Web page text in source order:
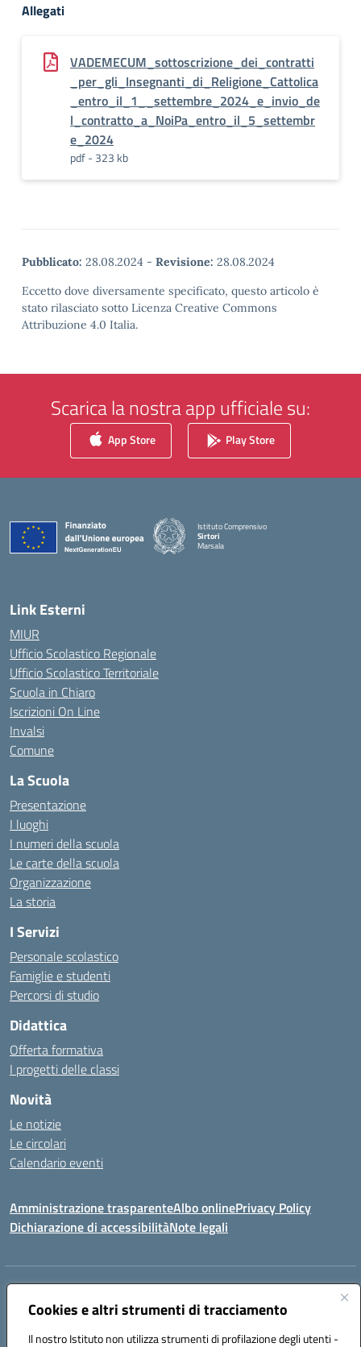
Cookies e altri strumenti di tracciamento
Il nostro Istituto non utilizza strumenti di profilazione degli utenti -
Allegati
VADEMECUM_sottoscrizione_dei_contratti
_per_gli_Insegnanti_di_Religione_Cattolica
_entro_il_1__settembre_2024_e_invio_de
l_contratto_a_NoiPa_entro_il_5_settembr
e_2024
pdf - 323 kb
Pubblicato: 28.08.2024 - Revisione: 28.08.2024
Eccetto dove diversamente specificato, questo articolo è
stato rilasciato sotto Licenza Creative Commons
Attribuzione 4.0 Italia.
Scarica la nostra app ufficiale su:
App Store Play Store
Istituto Comprensivo
Sirtori
Marsala
Link Esterni
MIUR
Ufficio Scolastico Regionale
Ufficio Scolastico Territoriale
Scuola in Chiaro
Iscrizioni On Line
Invalsi
Comune
La Scuola
Presentazione
I luoghi
I numeri della scuola
Le carte della scuola
Organizzazione
La storia
I Servizi
Personale scolastico
Famiglie e studenti
Percorsi di studio
Didattica
Offerta formativa
I progetti delle classi
Novità
Le notizie
Le circolari
Calendario eventi
Amministrazione trasparenteAlbo onlinePrivacy Policy
Dichiarazione di accessibilitàNote legali
Indirizzo:
Centralino:0923993485 Email:tpic84500v@istruzione.it